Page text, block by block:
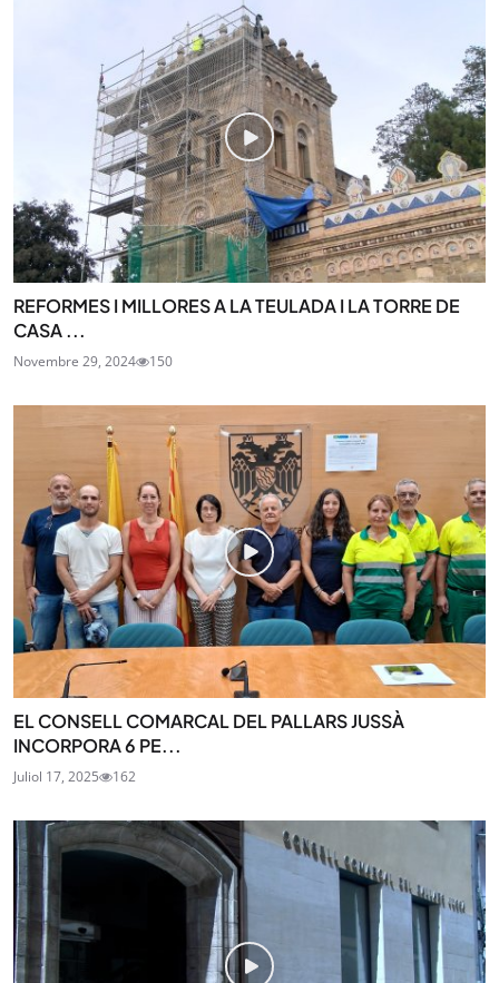
REFORMES I MILLORES A LA TEULADA I LA TORRE DE
CASA ...
Novembre 29, 2024 150
EL CONSELL COMARCAL DEL PALLARS JUSSÀ
INCORPORA 6 PE...
Juliol 17, 2025 162